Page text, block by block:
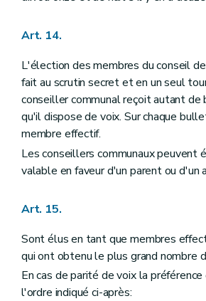
Art. 14.
L'élection des membres du conseil
fait au scrutin secret et en un seul
conseiller communal reçoit autant
qu'il dispose de voix. Sur chaque
membre effectif.
Les conseillers communaux peuvent
valable en faveur d'un parent ou d'un
Art. 15.
Sont élus en tant que membres
qui ont obtenu le plus grand nombre
En cas de parité de voix la
l'ordre indiqué ci-après: